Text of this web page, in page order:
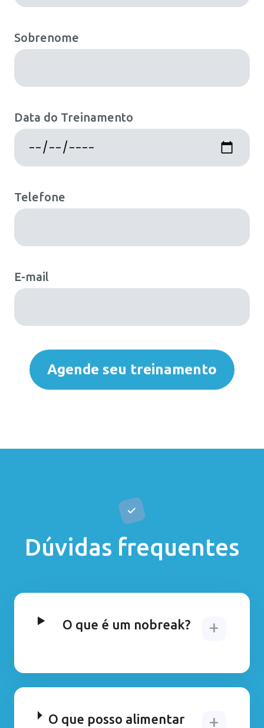
Sobrenome
Data do Treinamento
Telefone
E-mail
Deixe
em
branco
Agende seu treinamento
Dúvidas frequentes
O que é um nobreak?
O que posso alimentar